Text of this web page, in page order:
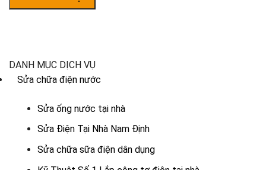
DANH MỤC DỊCH VỤ
Sửa chữa điện nước
Sửa ống nước tại nhà
Sửa Điện Tại Nhà Nam Định
Sửa chữa sữa điện dân dụng